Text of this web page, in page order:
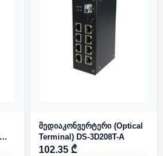
მედიაკონვერტერი (Optical
Terminal) DS-3D208T-A
102.35 ₾